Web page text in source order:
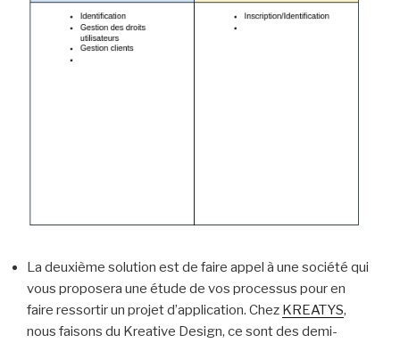
La deuxième solution est de faire appel à une société qui
vous proposera une étude de vos processus pour en
faire ressortir un projet d’application. Chez KREATYS,
nous faisons du Kreative Design, ce sont des demi-